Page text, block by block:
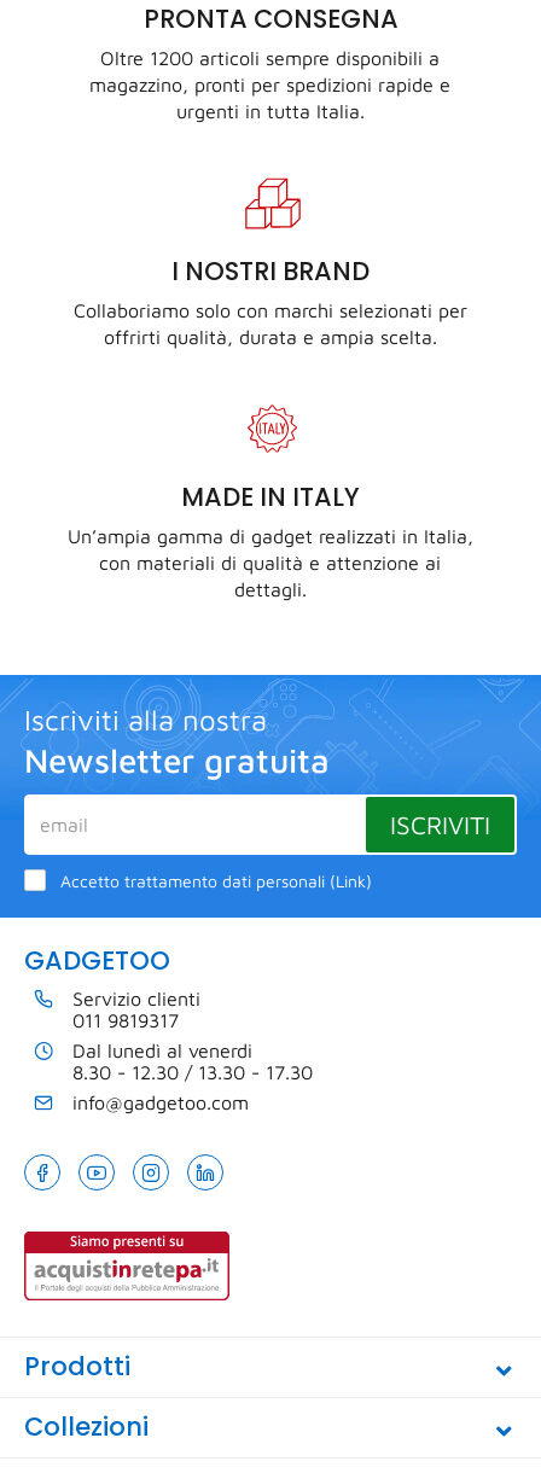
PRONTA CONSEGNA
Oltre 1200 articoli sempre disponibili a
magazzino, pronti per spedizioni rapide e
urgenti in tutta Italia.
I NOSTRI BRAND
Collaboriamo solo con marchi selezionati per
offrirti qualità, durata e ampia scelta.
MADE IN ITALY
Un’ampia gamma di gadget realizzati in Italia,
con materiali di qualità e attenzione ai
dettagli.
Iscriviti alla nostra
Newsletter gratuita
ISCRIVITI
Accetto trattamento dati personali (Link)
GADGETOO
Servizio clienti
011 9819317
Dal lunedì al venerdi
8.30 - 12.30 / 13.30 - 17.30
info@gadgetoo.com
Prodotti
Collezioni